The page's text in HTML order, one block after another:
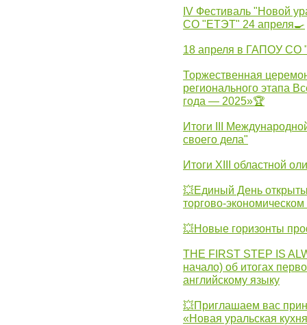
IV Фестиваль "Новой
СО "ЕТЭТ" 24 апреля🍳
18 апреля в ГАПОУ СО
Торжественная
регионального этапа
года — 2025»🏆
Итоги III
своего дела"
Итоги XIII областной
💥Единый День
торгово-
💥Новые горизонты
THE FIRST STEP IS
начало) об итогах
английскому языку
💥Приглашаем вас
«Новая уральская